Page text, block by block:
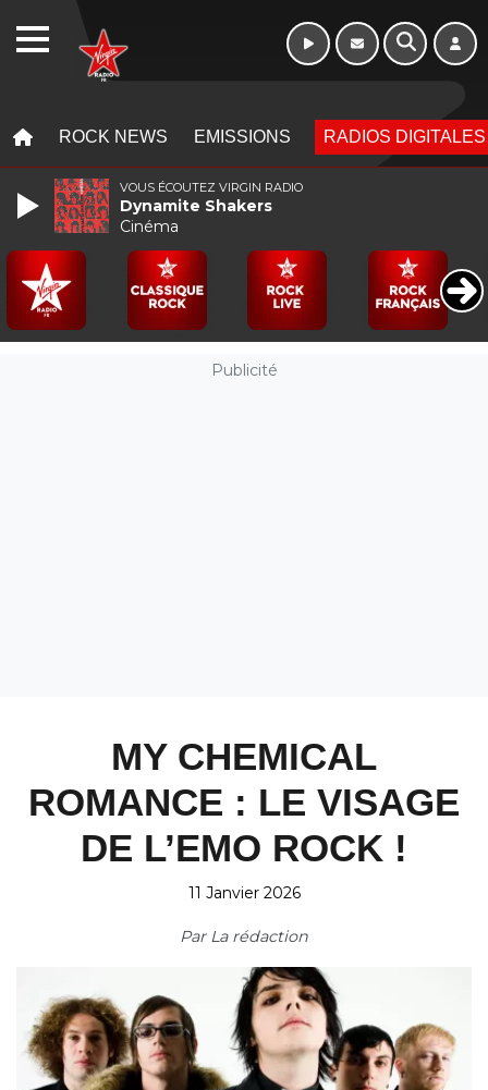
ROCK NEWS EMISSIONS RADIOS DIGITALES
Publicité
MY CHEMICAL
ROMANCE : LE VISAGE
DE L’EMO ROCK !
11 Janvier 2026
Par La rédaction
VOUS ÉCOUTEZ VIRGIN RADIO
Dynamite Shakers
Cinéma
WEBRADIO Week-end de 06h
à 12h